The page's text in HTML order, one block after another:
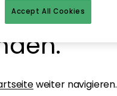
wurde
weiter navigieren.
Accept All Cookies